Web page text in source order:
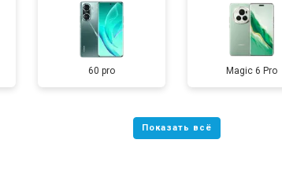
от 90 мин
от 40 мин
60 pro Magic 6 Pro